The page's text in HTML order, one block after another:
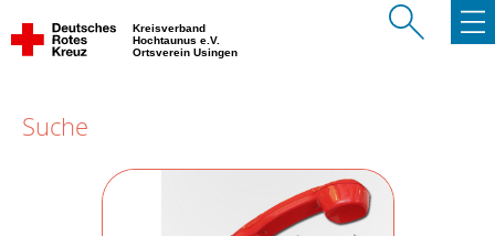
Kreisverband
Hochtaunus e.V.
Ortsverein Usingen
Suche